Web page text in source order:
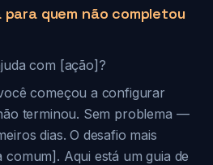
quem não completou
com [ação]?
começou a configurar
terminou. Sem problema —
dias. O desafio mais
Aqui está um guia de